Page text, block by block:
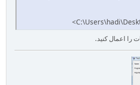
را اعمال کنید.